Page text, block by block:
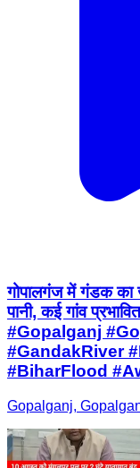
गोपालगंज में गंडक का
पानी, कई गांव
#Gopalganj
#GandakRiver
#BiharFlood
Gopalganj,